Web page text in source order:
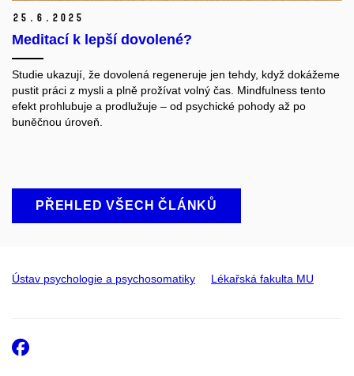
25. 6. 2025
Meditací k lepší dovolené?
Studie ukazují, že dovolená regeneruje jen tehdy, když dokážeme
pustit práci z mysli a plně prožívat volný čas. Mindfulness tento
efekt prohlubuje a prodlužuje – od psychické pohody až po
buněčnou úroveň.
PŘEHLED VŠECH ČLÁNKŮ
Ústav psychologie a psychosomatiky Lékařská fakulta MU
Facebook